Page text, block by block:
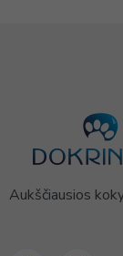
Aukščiausios